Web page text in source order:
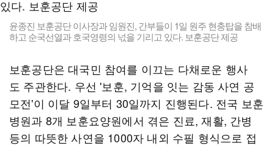
윤종진 보훈공단 이사장과 임원진, 간부들이 1일 원주 현충탑을 참배
하고 순국선열과 호국영령의 넋을 기리고 있다. 보훈공단 제공
보훈공단은 대국민 참여를 이끄는 다채로운 행사
도 주관한다. 우선 '보훈, 기억을 잇는 감동 사연 공
모전'이 이달 9일부터 30일까지 진행된다. 전국 보훈
병원과 8개 보훈요양원에서 겪은 진료, 재활, 간병
등의 따뜻한 사연을 1000자 내외 수필 형식으로 접